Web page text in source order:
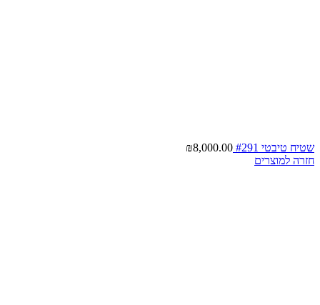
שטיח טיבטי #291 ₪8,000.00
חזרה למוצרים